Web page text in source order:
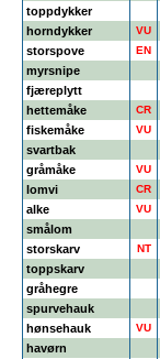
toppdykker
horndykker
VU
storspove
EN
myrsnipe
fjæreplytt
hettemåke
CR
fiskemåke
VU
svartbak
gråmåke
VU
lomvi
CR
alke
VU
smålom
storskarv
NT
toppskarv
gråhegre
spurvehauk
hønsehauk
VU
havørn